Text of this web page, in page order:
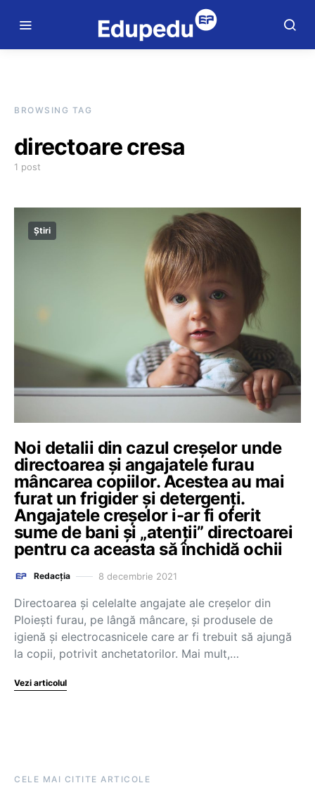
BROWSING TAG
directoare cresa
1 post
Știri
Noi detalii din cazul creșelor unde
directoarea și angajatele furau
mâncarea copiilor. Acestea au mai
furat un frigider și detergenți.
Angajatele creșelor i-ar fi oferit
sume de bani și „atenții” directoarei
pentru ca aceasta să închidă ochii
Redacția 8 decembrie 2021
Directoarea şi celelalte angajate ale creşelor din
Ploieşti furau, pe lângă mâncare, şi produsele de
igienă şi electrocasnicele care ar fi trebuit să ajungă
la copii, potrivit anchetatorilor. Mai mult,…
Vezi articolul
CELE MAI CITITE ARTICOLE